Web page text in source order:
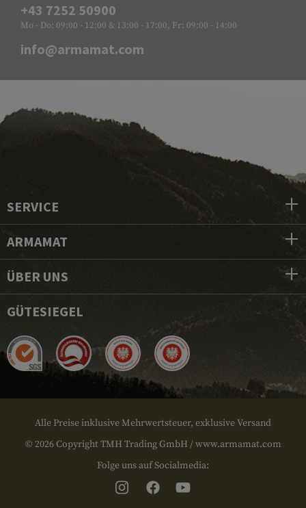
+43 7252 50900
Mo - Do: 09:00 - 12:00 & 13:00 - 17:00, Fr: 09:00 - 14:00
info@armamat.com
SERVICE
ARMAMAT
ÜBER UNS
GÜTESIEGEL
Alle Preise inklusive Mehrwertsteuer, exklusive Versand
© 2026 Copyright TMH Trading GmbH / www.armamat.com
Folge uns auf Socialmedia: